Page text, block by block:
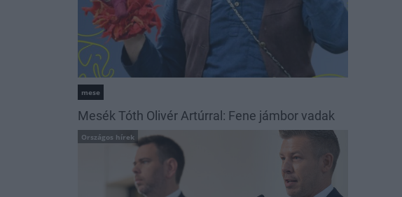
mese
Mesék Tóth Olivér Artúrral: Fene jámbor vadak
Országos hírek